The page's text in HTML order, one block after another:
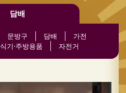
담배
문방구 담배
가전
식기·주방용품 자전거